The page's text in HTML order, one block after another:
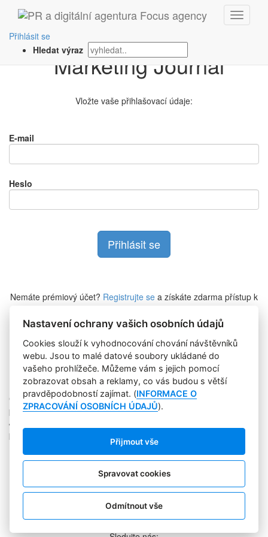
Přihlásit se
Hledat výrazPřihlášení na
Vložte vaše přihlašovací údaje:
E-mail
Heslo
Nemáte prémiový účet? Registrujte se a získáte zdarma přístup k
Zapomněli jste heslo?
Copyright © 2004-2020 Focus Agency, s.r.o. Plné znění licenčních
podmínek. ISSN 1803-957X
Jakékoliv publikování, přebírání nebo šíření obsahu je bez
písemného souhlasu Focus Agency, s.r.o. zakázáno.
RSS 1
Štítky
Zpracování osobních údajů
Kontakt
PR AGENTURA
COOKIES
Nastavení ochrany vašich osobních údajů
Cookies slouží k vyhodnocování chování návštěvníků
webu. Jsou to malé datové soubory ukládané do
vašeho prohlížeče. Můžeme vám s jejich pomocí
zobrazovat obsah a reklamy, co vás budou s větší
pravděpodobností zajímat. (INFORMACE O
ZPRACOVÁNÍ OSOBNÍCH ÚDAJŮ).
Přijmout vše
Spravovat cookies
Odmítnout vše